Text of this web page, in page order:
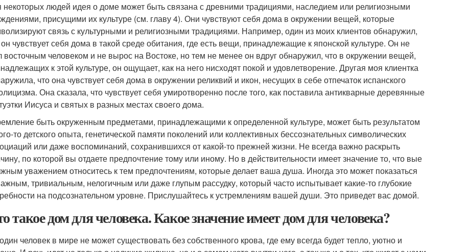
некоторых людей идея о доме может быть связана с древними традициями, наследием или религиозными
присущими их культуре (см. главу 4). Они чувствуют себя дома в окружении вещей, которые
связь с культурными и религиозными традициями. Например, один из моих клиентов обнаружил,
он чувствует себя дома в такой среде обитания, где есть вещи, принадлежащие к японской культуре. Он не
восточным человеком и не вырос на Востоке, но тем не менее он вдруг обнаружил, что в окружении вещей,
к этой культуре, он ощущает, как на него нисходят покой и удовлетворение. Другая моя клиентка
что она чувствует себя дома в окружении реликвий и икон, несущих в себе отпечаток испанского
Она сказала, что чувствует себя умиротворенно после того, как поставила антикварные деревянные
Иисуса и святых в разных местах своего дома.
быть окруженным предметами, принадлежащими к определенной культуре, может быть результатом
то детского опыта, генетической памяти поколений или коллективных бессознательных символических
или даже воспоминаний, сохранившихся от какой-то прежней жизни. Не всегда важно раскрыть
по которой вы отдаете предпочтение тому или иному. Но в действительности имеет значение то, что вые
уважением относитесь к тем предпочтениям, которые делает ваша душа. Иногда это может показаться
тривиальным, нелогичным или даже глупым рассудку, который часто испытывает какие-то глубокие
на подсознательном уровне. Прислушайтесь к устремлениям вашей души. Это приведет вас домой.
такое дом для человека. Какое значение имеет дом для человека?
человек в мире не может существовать без собственного крова, где ему всегда будет тепло, уютно и